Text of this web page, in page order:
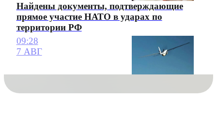
Найдены документы, подтверждающие
прямое участие НАТО в ударах по
территории РФ
09:28
7 АВГ